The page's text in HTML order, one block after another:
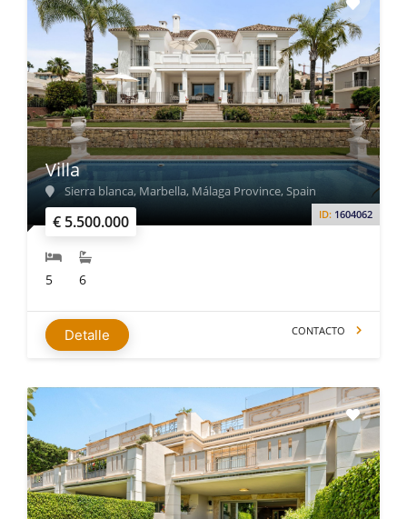
€ 5.500.000 ID: 1604062
Villa
Sierra blanca, Marbella, Málaga Province, Spain
5 6
Detalle CONTACTO